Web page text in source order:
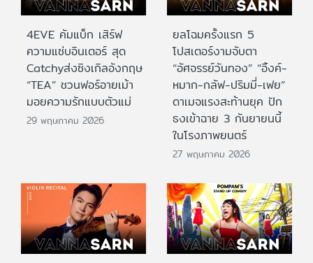
4EVE คัมแบ็ก เสิร์ฟ
ความแซ่บอินเตอร์ สุด
Catchyส่งซิงเกิลอังกฤษ
“TEA” ชวนฟอร์อายเม้า
มอยความรักแบบตัวแม่
29 พฤษภาคม 2026
ยลโฉมครั้งแรก 5
โปสเตอร์งามจับตา
“อัศจรรย์วันทอง” “อิ้งค์-
หมาก-กลัฟ-ปริมมี่-เฟย”
ดาเมจแรงสะท้านยุค ปัก
ธงเข้าฉาย 3 กันยายนนี้
ในโรงภาพยนตร์
27 พฤษภาคม 2026